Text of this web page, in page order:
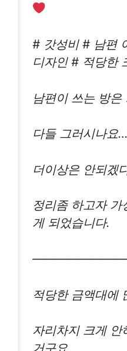
# 갓성비 # 남편
디자인 # 적당한
남편이 쓰는 방
다들 그러시나요
더이상은 안되겠
정리좀 하고자
게 되었습니다.
적당한 금액대에
자리차지 크게 안
거구요